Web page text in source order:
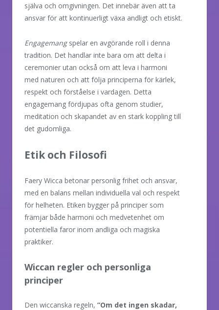
själva och omgivningen. Det innebär även att ta
ansvar för att kontinuerligt växa andligt och etiskt.
Engagemangspelar en avgörande roll i denna
tradition. Det handlar inte bara om att delta i
ceremonier utan också om att leva i harmoni
med naturen och att följa principerna för kärlek,
respekt och förståelse i vardagen. Detta
engagemang fördjupas ofta genom studier,
meditation och skapandet av en stark koppling till
det gudomliga.
Etik och Filosofi
Faery Wicca betonar personlig frihet och ansvar,
med en balans mellan individuella val och respekt
för helheten. Etiken bygger på principer som
främjar både harmoni och medvetenhet om
potentiella faror inom andliga och magiska
praktiker.
Wiccan regler och personliga
principer
Den wiccanska regeln, ”Om det ingen skadar,